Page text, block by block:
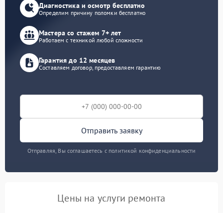
Диагностика и осмотр бесплатно
Определим причину поломки бесплатно
Мастера со стажем 7+ лет
Работаем с техникой любой сложности
Гарантия до 12 месяцев
Составляем договор, предоставляем гарантию
Отправить заявку
Отправляя, Вы соглашаетесь с политикой конфиденциальности
Цены на услуги ремонта